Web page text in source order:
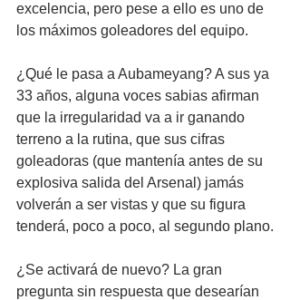
excelencia, pero pese a ello es uno de
los máximos goleadores del equipo.
¿Qué le pasa a Aubameyang? A sus ya
33 años, alguna voces sabias afirman
que la irregularidad va a ir ganando
terreno a la rutina, que sus cifras
goleadoras (que mantenía antes de su
explosiva salida del Arsenal) jamás
volverán a ser vistas y que su figura
tenderá, poco a poco, al segundo plano.
¿Se activará de nuevo? La gran
pregunta sin respuesta que desearían